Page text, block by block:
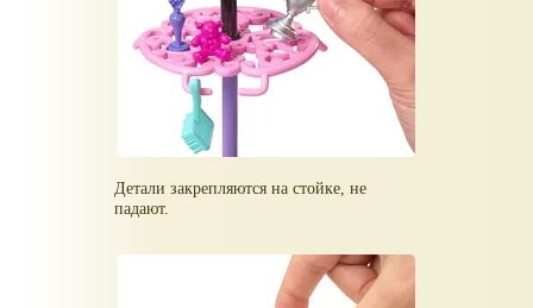
Детали закрепляются на стойке, не
падают.